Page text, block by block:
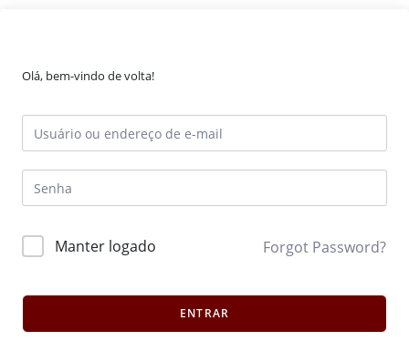
Olá, bem-vindo de volta!
Manter logado Forgot Password?
ENTRAR